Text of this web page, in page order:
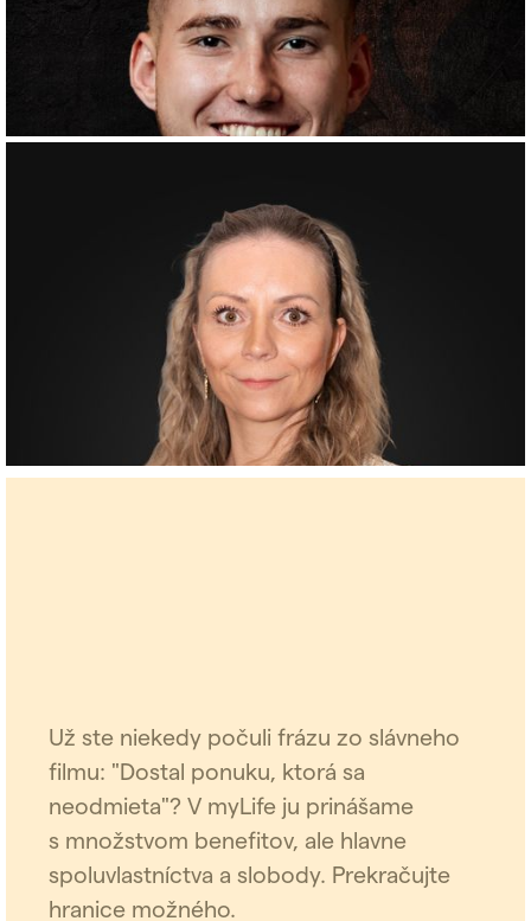
Už ste niekedy počuli frázu zo slávneho
filmu: "Dostal ponuku, ktorá sa
neodmieta"? V myLife ju prinášame
s množstvom benefitov, ale hlavne
spoluvlastníctva a slobody. Prekračujte
hranice možného.